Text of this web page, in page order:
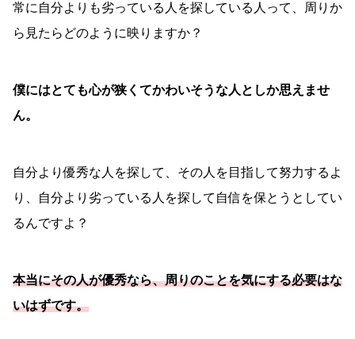
常に自分よりも劣っている人を探している人って、周りか
ら見たらどのように映りますか？
僕にはとても心が狭くてかわいそうな人としか思えませ
ん。
自分より優秀な人を探して、その人を目指して努力するよ
り、自分より劣っている人を探して自信を保とうとしてい
るんですよ？
本当にその人が優秀なら、周りのことを気にする必要はな
いはずです。